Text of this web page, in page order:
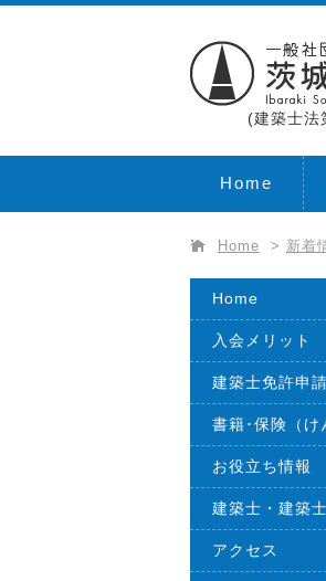
(建築士法
Home
Home > 新着
Home
入会メリット
建築士免許申請
書籍･保険（け
お役立ち情報
建築士・建築
アクセス